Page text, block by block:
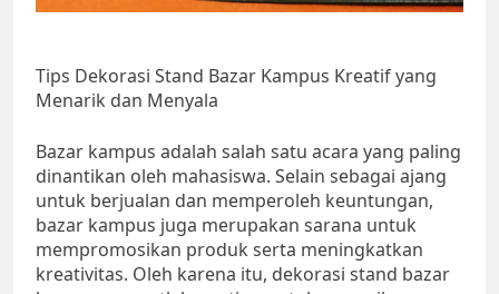
Tips Dekorasi Stand Bazar Kampus Kreatif yang
Menarik dan Menyala
Bazar kampus adalah salah satu acara yang paling
dinantikan oleh mahasiswa. Selain sebagai ajang
untuk berjualan dan memperoleh keuntungan,
bazar kampus juga merupakan sarana untuk
mempromosikan produk serta meningkatkan
kreativitas. Oleh karena itu, dekorasi stand bazar